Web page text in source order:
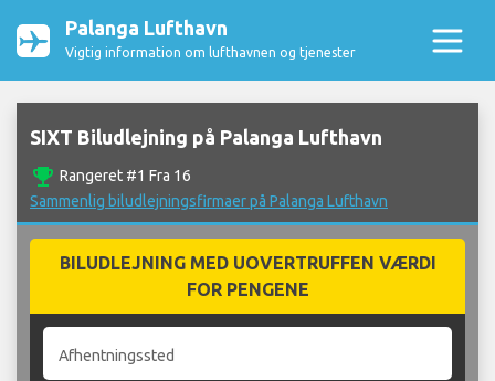
Palanga Lufthavn
Vigtig information om lufthavnen og tjenester
SIXT Biludlejning på Palanga Lufthavn
emoji_events Rangeret #1 Fra 16
Sammenlig biludlejningsfirmaer på Palanga Lufthavn
BILUDLEJNING MED UOVERTRUFFEN VÆRDI
FOR PENGENE
Afhentningssted